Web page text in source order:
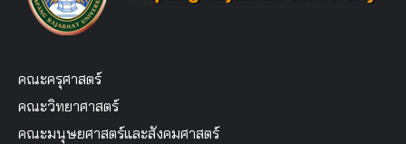
คณะครุศาสตร์
คณะวิทยาศาสตร์
คณะมนุษยศาสตร์และสังคมศาสตร์